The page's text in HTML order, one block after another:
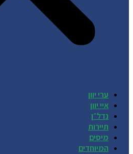
ערי יוון
איי יוון
נדל״ן
תיירות
מיסים
המיוחדים